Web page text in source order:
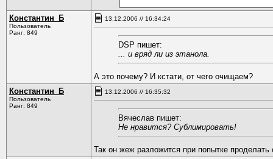
Константин_Б
Пользователь
Ранг: 849
13.12.2006 // 16:34:24
DSP пишет:
... и вряд ли из этанола.
А это почему? И кстати, от чего очищаем?
Константин_Б
Пользователь
Ранг: 849
13.12.2006 // 16:35:32
Вячеслав пишет:
Не нравится? Сублимировать!
Так он жеж разложится при попытке проделать